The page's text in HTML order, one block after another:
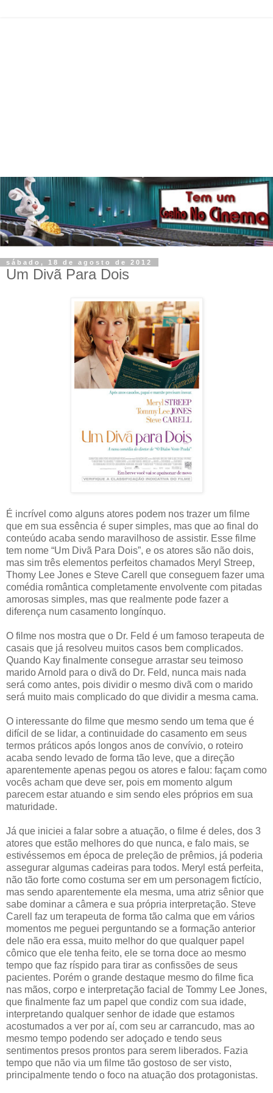
sábado, 18 de agosto de 2012
Um Divã Para Dois
É incrível como alguns atores podem nos trazer um filme
que em sua essência é super simples, mas que ao final do
conteúdo acaba sendo maravilhoso de assistir. Esse filme
tem nome “Um Divã Para Dois”, e os atores são não dois,
mas sim três elementos perfeitos chamados Meryl Streep,
Thomy Lee Jones e Steve Carell que conseguem fazer uma
comédia romântica completamente envolvente com pitadas
amorosas simples, mas que realmente pode fazer a
diferença num casamento longínquo.
O filme nos mostra que o Dr. Feld é um famoso terapeuta de
casais que já resolveu muitos casos bem complicados.
Quando Kay finalmente consegue arrastar seu teimoso
marido Arnold para o divã do Dr. Feld, nunca mais nada
será como antes, pois dividir o mesmo divã com o marido
será muito mais complicado do que dividir a mesma cama.
O interessante do filme que mesmo sendo um tema que é
difícil de se lidar, a continuidade do casamento em seus
termos práticos após longos anos de convívio, o roteiro
acaba sendo levado de forma tão leve, que a direção
aparentemente apenas pegou os atores e falou: façam como
vocês acham que deve ser, pois em momento algum
parecem estar atuando e sim sendo eles próprios em sua
maturidade.
Já que iniciei a falar sobre a atuação, o filme é deles, dos 3
atores que estão melhores do que nunca, e falo mais, se
estivéssemos em época de preleção de prêmios, já poderia
assegurar algumas cadeiras para todos. Meryl está perfeita,
não tão forte como costuma ser em um personagem fictício,
mas sendo aparentemente ela mesma, uma atriz sênior que
sabe dominar a câmera e sua própria interpretação. Steve
Carell faz um terapeuta de forma tão calma que em vários
momentos me peguei perguntando se a formação anterior
dele não era essa, muito melhor do que qualquer papel
cômico que ele tenha feito, ele se torna doce ao mesmo
tempo que faz ríspido para tirar as confissões de seus
pacientes. Porém o grande destaque mesmo do filme fica
nas mãos, corpo e interpretação facial de Tommy Lee Jones,
que finalmente faz um papel que condiz com sua idade,
interpretando qualquer senhor de idade que estamos
acostumados a ver por aí, com seu ar carrancudo, mas ao
mesmo tempo podendo ser adoçado e tendo seus
sentimentos presos prontos para serem liberados. Fazia
tempo que não via um filme tão gostoso de ser visto,
principalmente tendo o foco na atuação dos protagonistas.